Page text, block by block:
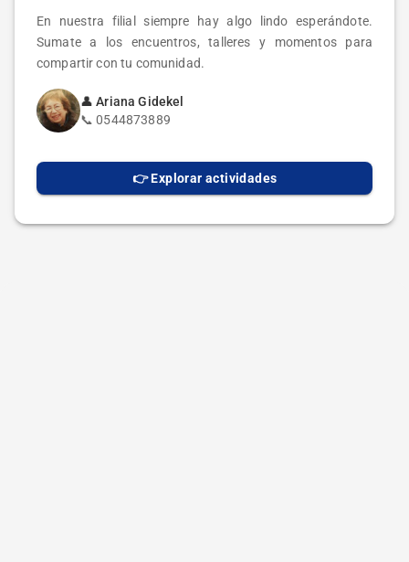
En nuestra filial siempre hay algo lindo esperándote.
Sumate a los encuentros, talleres y momentos para
compartir con tu comunidad.
👤Ariana Gidekel
📞0544873889
👉 Explorar actividades